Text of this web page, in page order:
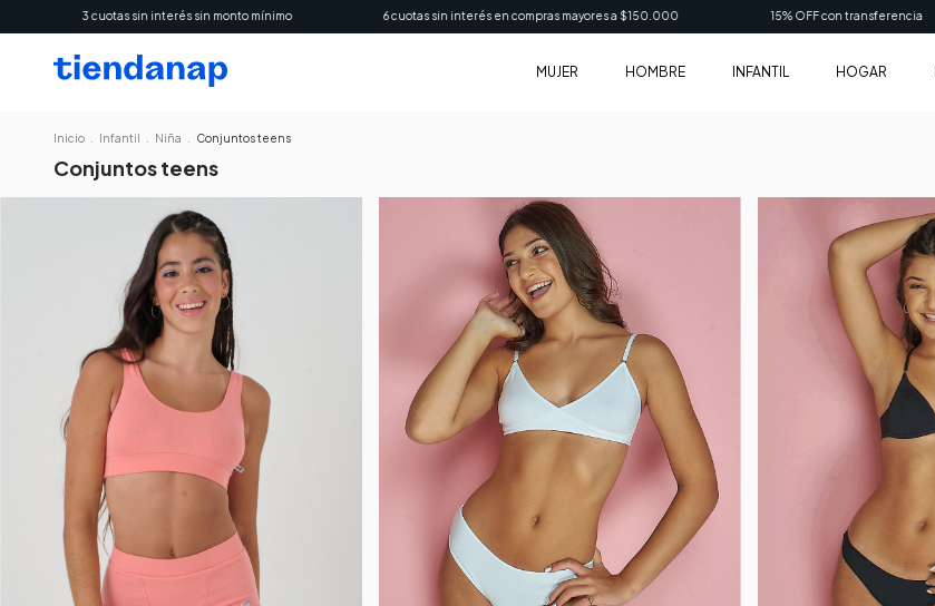
3 cuotas sin interés sin monto mínimo 6 cuotas sin interés en compras mayores a $150.000 15% OFF con transferencia
MUJER HOMBRE INFANTIL HOGAR
Inicio Infantil Niña Conjuntos teens
Conjuntos teens